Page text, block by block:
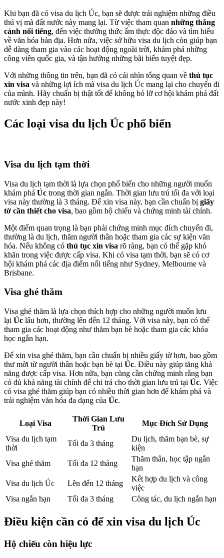
Khi bạn đã có visa du lịch Úc, bạn sẽ được trải nghiệm những điều
thú vị mà đất nước này mang lại. Từ việc tham quan những thắng
cảnh nổi tiếng, đến việc thưởng thức ẩm thực độc đáo và tìm hiểu
về văn hóa bản địa. Hơn nữa, việc sở hữu visa du lịch còn giúp bạn
dễ dàng tham gia vào các hoạt động ngoài trời, khám phá những
công viên quốc gia, và tận hưởng những bãi biển tuyệt đẹp.
Với những thông tin trên, bạn đã có cái nhìn tổng quan về thủ tục
xin visa và những lợi ích mà visa du lịch Úc mang lại cho chuyến đi
của mình. Hãy chuẩn bị thật tốt để không bỏ lỡ cơ hội khám phá đất
nước xinh đẹp này!
Các loại visa du lịch Úc phổ biến
Visa du lịch tạm thời
Visa du lịch tạm thời là lựa chọn phổ biến cho những người muốn
khám phá Úc trong thời gian ngắn. Thời gian lưu trú tối đa với loại
visa này thường là 3 tháng. Để xin visa này, bạn cần chuẩn bị giấy
tờ cần thiết cho visa, bao gồm hộ chiếu và chứng minh tài chính.
Một điểm quan trọng là bạn phải chứng minh mục đích chuyến đi,
thường là du lịch, thăm người thân hoặc tham gia các sự kiện văn
hóa. Nếu không có thủ tục xin visa rõ ràng, bạn có thể gặp khó
khăn trong việc được cấp visa. Khi có visa tạm thời, bạn sẽ có cơ
hội khám phá các địa điểm nổi tiếng như Sydney, Melbourne và
Brisbane.
Visa ghé thăm
Visa ghé thăm là lựa chọn thích hợp cho những người muốn lưu
lại Úc lâu hơn, thường lên đến 12 tháng. Với visa này, bạn có thể
tham gia các hoạt động như thăm bạn bè hoặc tham gia các khóa
học ngắn hạn.
Để xin visa ghé thăm, bạn cần chuẩn bị nhiều giấy tờ hơn, bao gồm
thư mời từ người thân hoặc bạn bè tại Úc. Điều này giúp tăng khả
năng được cấp visa. Hơn nữa, bạn cũng cần chứng minh rằng bạn
có đủ khả năng tài chính để chi trả cho thời gian lưu trú tại Úc. Việc
có visa ghé thăm giúp bạn có nhiều thời gian hơn để khám phá và
trải nghiệm văn hóa đa dạng của Úc.
Loại Visa
Thời Gian Lưu
Trú
Mục Đích Sử Dụng
Visa du lịch tạm
thời
Tối đa 3 tháng
Du lịch, thăm bạn bè, sự
kiện
Visa ghé thăm
Tối đa 12 tháng
Thăm thân, học tập ngắn
hạn
Visa du lịch Úc
Lên đến 12 tháng
Kết hợp du lịch và công
việc
Visa ngắn hạn
Tối đa 3 tháng Công tác, du lịch ngắn hạn
Điều kiện cần có để xin visa du lịch Úc
Hộ chiếu còn hiệu lực